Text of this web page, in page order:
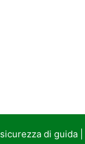
sicurezza di guida|